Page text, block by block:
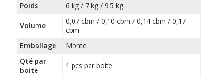
Poids
6 kg / 7 kg / 9.5 kg
Volume
0,07 cbm / 0,10 cbm / 0,14 cbm / 0,17
cbm
Emballage
Monte
Qté par
boite
1 pcs par boite